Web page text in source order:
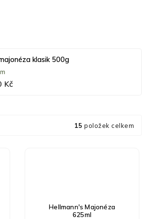
klasik 500g
Kč
15 položek celkem
Hellmann's Majonéza
625ml